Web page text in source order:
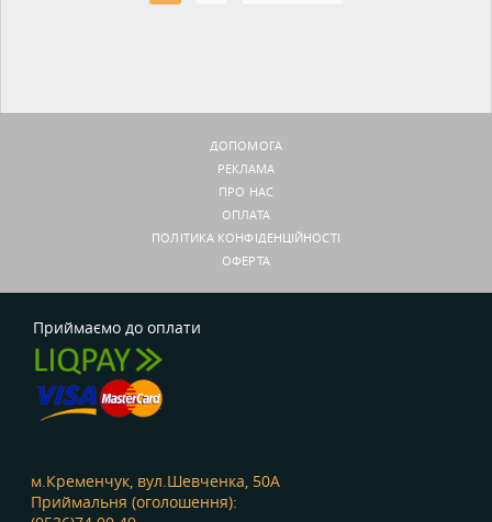
ДОПОМОГА
РЕКЛАМА
ПРО НАС
ОПЛАТА
ПОЛІТИКА КОНФІДЕНЦІЙНОСТІ
ОФЕРТА
Приймаємо до оплати
м.Кременчук, вул.Шевченка, 50А
Приймальня (оголошення):